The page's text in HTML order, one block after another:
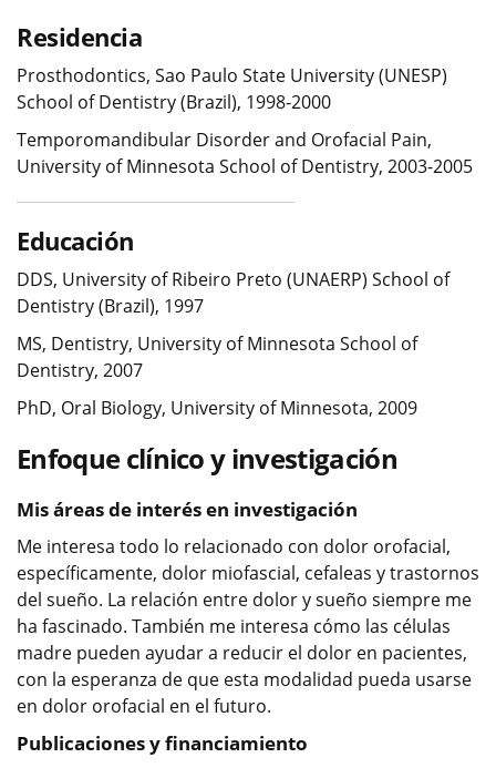
Residencia
Prosthodontics, Sao Paulo State University (UNESP)
School of Dentistry (Brazil), 1998-2000
Temporomandibular Disorder and Orofacial Pain,
University of Minnesota School of Dentistry, 2003-2005
Educación
DDS, University of Ribeiro Preto (UNAERP) School of
Dentistry (Brazil), 1997
MS, Dentistry, University of Minnesota School of
Dentistry, 2007
PhD, Oral Biology, University of Minnesota, 2009
Enfoque clínico y investigación
Mis áreas de interés en investigación
Me interesa todo lo relacionado con dolor orofacial,
específicamente, dolor miofascial, cefaleas y trastornos
del sueño. La relación entre dolor y sueño siempre me
ha fascinado. También me interesa cómo las células
madre pueden ayudar a reducir el dolor en pacientes,
con la esperanza de que esta modalidad pueda usarse
en dolor orofacial en el futuro.
Publicaciones y financiamiento